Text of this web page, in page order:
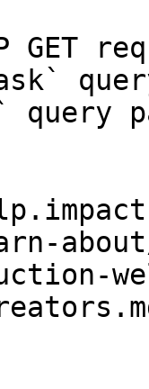
GET